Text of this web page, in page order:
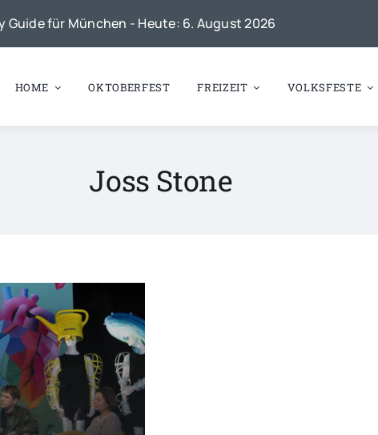
Guide für München - Heute: 6. August 2026
HOME OKTOBERFEST FREIZEIT VOLKSFESTE
Joss Stone